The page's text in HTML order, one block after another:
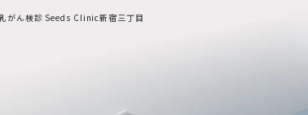
がん検診 Seeds Clinic新宿三丁目